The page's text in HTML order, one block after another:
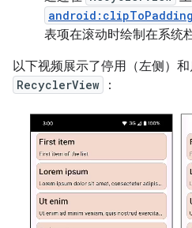
android:clipToPadding
表项在滚动时绘制在系统
以下视频展示了停用（左侧）
RecyclerView ：